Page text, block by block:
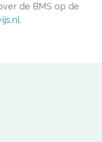
de BMS op de
.